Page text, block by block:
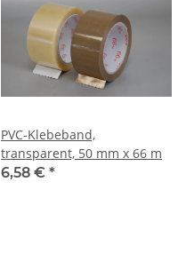
PVC-Klebeband,
transparent, 50 mm x 66 m
6,58 € *